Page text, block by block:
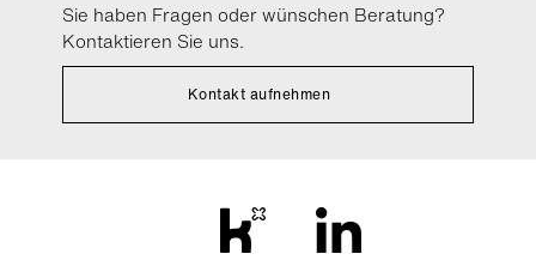
Sie haben Fragen oder wünschen Beratung?
Kontaktieren Sie uns.
Kontakt aufnehmen